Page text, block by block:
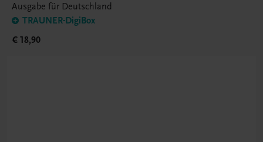
Ausgabe für Deutschland
TRAUNER-DigiBox
€ 18,90